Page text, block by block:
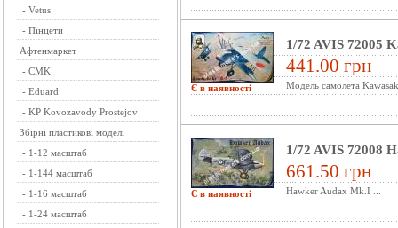
- Vetus
- Пінцети
Афтенмаркет
- CMK
- Eduard
- KP Kovozavody Prostejov
Збірні пластикові моделі
- 1-12 масштаб
- 1-144 масштаб
- 1-16 масштаб
- 1-24 масштаб
Є в наявності
1/72 AVIS 72005
441.00 грн
Модель самолета
Є в наявності
1/72 AVIS 72008
661.50 грн
Hawker Audax Mk.I ...